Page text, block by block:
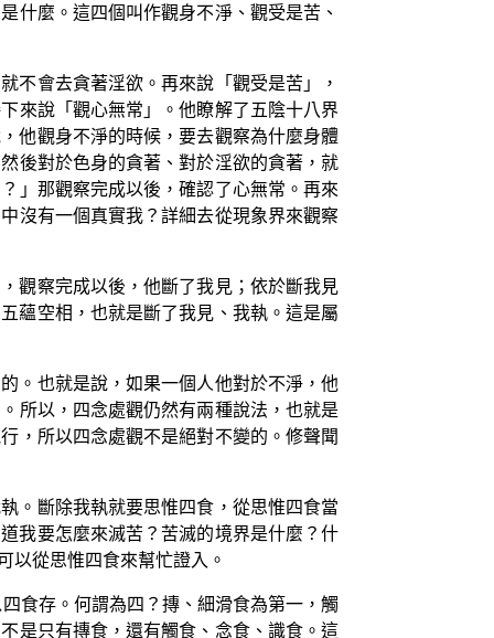
什麼。這四個叫作觀身不淨、觀受是苦、
不會去貪著淫欲。再來說「觀受是苦」，
來說「觀心無常」。他瞭解了五陰十八界
他觀身不淨的時候，要去觀察為什麼身體
後對於色身的貪著、對於淫欲的貪著，就
」那觀察完成以後，確認了心無常。再來
沒有一個真實我？詳細去從現象界來觀察
觀察完成以後，他斷了我見；依於斷我見
蘊空相，也就是斷了我見、我執。這是屬
。也就是說，如果一個人他對於不淨，他
所以，四念處觀仍然有兩種說法，也就是
，所以四念處觀不是絕對不變的。修聲聞
。斷除我執就要思惟四食，從思惟四食當
我要怎麼來滅苦？苦滅的境界是什麼？什
以從思惟四食來幫忙證入。
食存。何謂為四？摶、細滑食為第一，觸
是只有摶食，還有觸食、念食、識食。這